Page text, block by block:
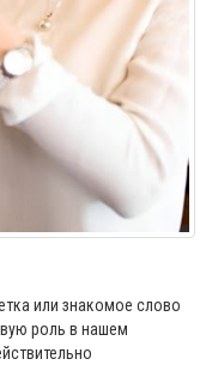
или знакомое слово
роль в нашем